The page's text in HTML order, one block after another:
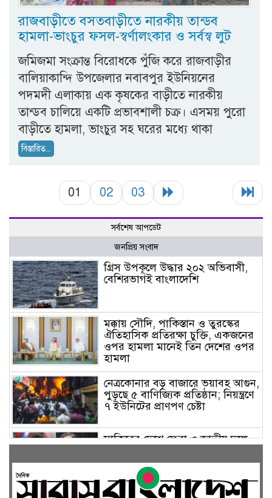
রাজবাড়ীতে বসতবাড়ীতে নারকীয় তান্ডব
হামলা-ভাংচুর ফসল-স্বর্ণালংকার ও সর্বস্ব লুট
জমিজমা সংক্রান্ত বিরোধকে পুঁজি করে রাজবাড়ীর
বালিয়াকান্দি উপজেলার নবাবপুর ইউনিয়নের
পদমদী এলাকায় এক কৃষকের বাড়ীতে নারকীয়
তান্ডব চালিয়ে একটি প্রভাবশালী চক্র। এসময় পুরো
বাড়ীতে হামলা, ভাংচুর সহ ঘরের মধ্যে থাকা
বিস্তারিত...
01 02 03
সর্বশেষ আপডেট
জনপ্রিয় সংবাদ
গ্রিস উপকূলে উদ্ধার ২০২ অভিবাসী,
বেশিরভাগই বাংলাদেশি
মক্কায় সৌদি, পাকিস্তান ও তুরস্কের
ঐতিহাসিক প্রতিরক্ষা চুক্তি, একজনের
ওপর হামলা মানেই তিন দেশের ওপর
হামলা
নেত্রকোনার বড় বাজারে ভয়াবহ আগুন,
পুড়ছে ৫ বাণিজ্যিক প্রতিষ্ঠান; নিয়ন্ত্রণে
৭ ইউনিটের প্রাণপণ চেষ্টা
সাকিবের দেশে ফেরা ও জাতীয় দলে
প্রতিমন্ত্রীর